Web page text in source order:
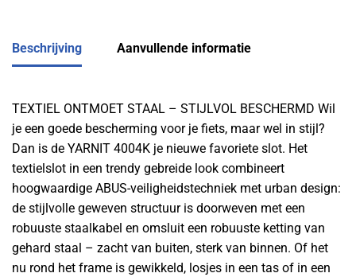
Beschrijving Aanvullende informatie
TEXTIEL ONTMOET STAAL – STIJLVOL BESCHERMD Wil
je een goede bescherming voor je fiets, maar wel in stijl?
Dan is de YARNIT 4004K je nieuwe favoriete slot. Het
textielslot in een trendy gebreide look combineert
hoogwaardige ABUS-veiligheidstechniek met urban design:
de stijlvolle geweven structuur is doorweven met een
robuuste staalkabel en omsluit een robuuste ketting van
gehard staal – zacht van buiten, sterk van binnen. Of het
nu rond het frame is gewikkeld, losjes in een tas of in een